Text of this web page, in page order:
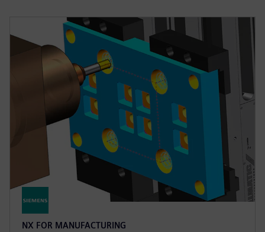
NX FOR MANUFACTURING